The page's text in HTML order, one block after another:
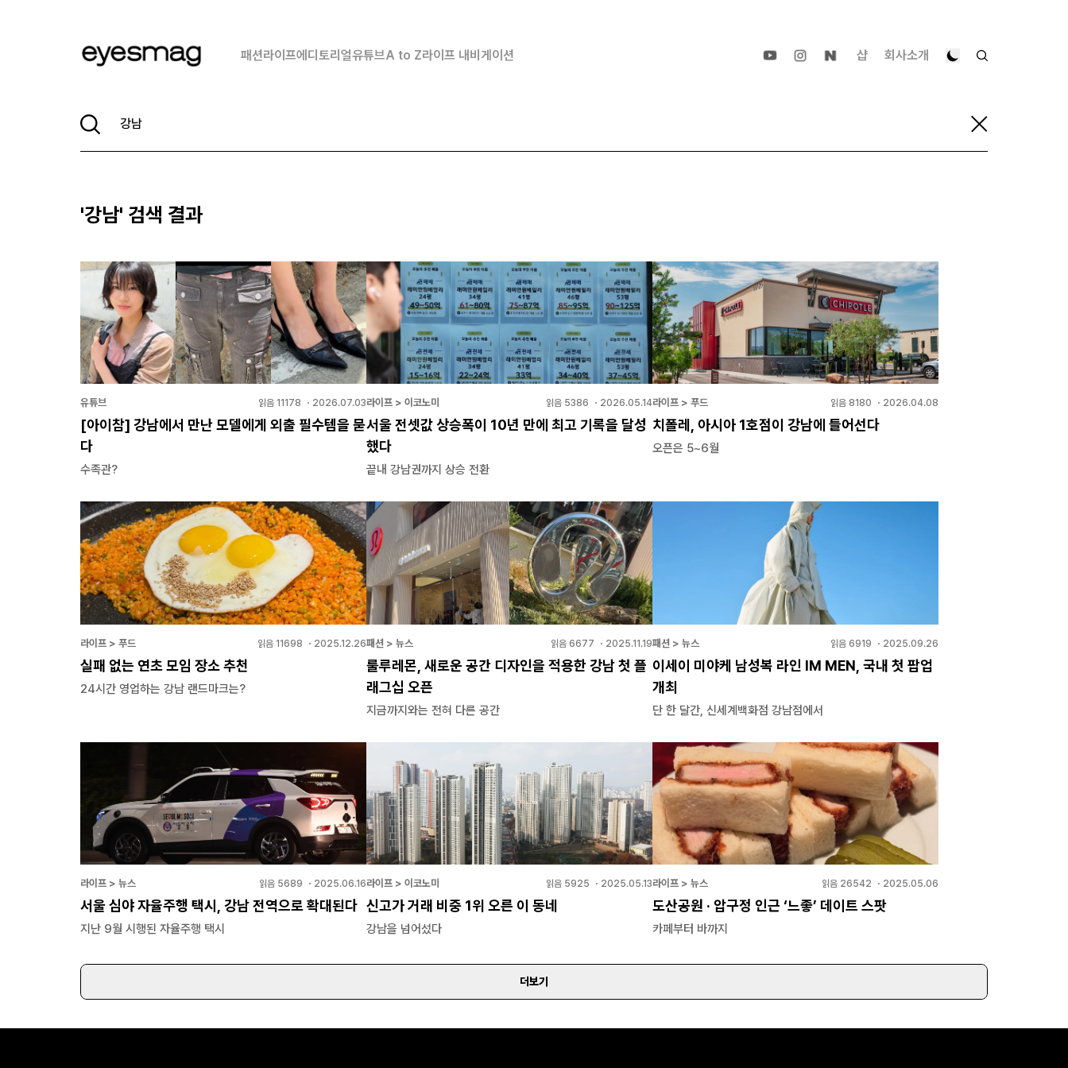
패션라이프에디토리얼유튜브A to Z라이프 내비게이션 샵 회사소개
'강남' 검색 결과
유튜브 읽음 11178 ・ 2026.07.03
[아이참] 강남에서 만난 모델에게 외출 필수템을 묻
다
수족관?
라이프 > 이코노미 읽음 5386 ・ 2026.05.14
서울 전셋값 상승폭이 10년 만에 최고 기록을 달성
했다
끝내 강남권까지 상승 전환
라이프 > 푸드 읽음 8180 ・ 2026.04.08
치폴레, 아시아 1호점이 강남에 들어선다
오픈은 5~6월
라이프 > 푸드 읽음 11698 ・ 2025.12.26
실패 없는 연초 모임 장소 추천
24시간 영업하는 강남 랜드마크는?
패션 > 뉴스 읽음 6677 ・ 2025.11.19
룰루레몬, 새로운 공간 디자인을 적용한 강남 첫 플
래그십 오픈
지금까지와는 전혀 다른 공간
패션 > 뉴스 읽음 6919 ・ 2025.09.26
이세이 미야케 남성복 라인 IM MEN, 국내 첫 팝업
개최
단 한 달간, 신세계백화점 강남점에서
라이프 > 뉴스 읽음 5689 ・ 2025.06.16
서울 심야 자율주행 택시, 강남 전역으로 확대된다
지난 9월 시행된 자율주행 택시
라이프 > 이코노미 읽음 5925 ・ 2025.05.13
신고가 거래 비중 1위 오른 이 동네
강남을 넘어섰다
라이프 > 뉴스 읽음 26542 ・ 2025.05.06
도산공원 · 압구정 인근 ‘느좋’ 데이트 스팟
카페부터 바까지
더보기